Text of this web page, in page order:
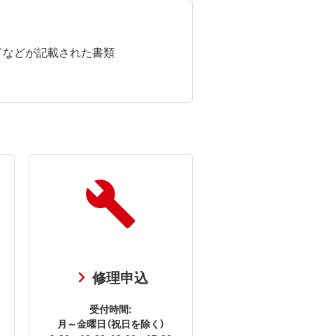
どが記載された書類
修理申込
受付時間:
月～金曜日（祝日を除く）